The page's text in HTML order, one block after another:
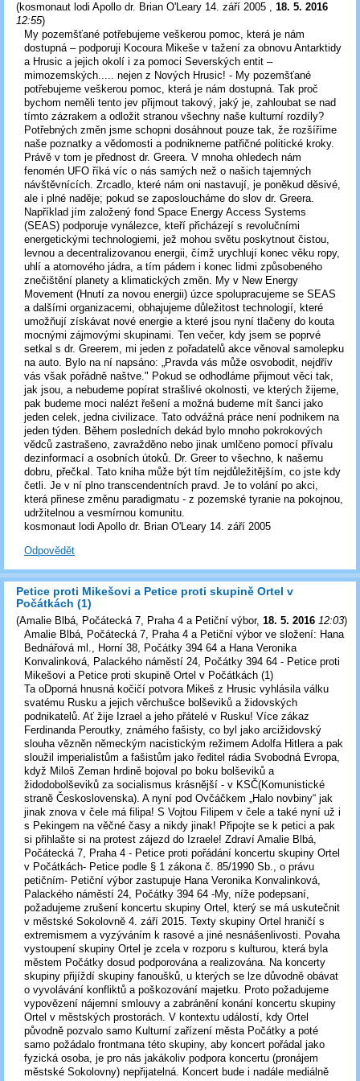
(kosmonaut lodi Apollo dr. Brian O'Leary 14. září 2005 , 18. 5. 2016
12:55)
My pozemšťané potřebujeme veškerou pomoc, která je nám
dostupná – podporuji Kocoura Mikeše v tažení za obnovu Antarktidy
a Hrusic a jejich okolí i za pomoci Severských entit –
mimozemských..... nejen z Nových Hrusic! - My pozemšťané
potřebujeme veškerou pomoc, která je nám dostupná. Tak proč
bychom neměli tento jev přijmout takový, jaký je, zahloubat se nad
tímto zázrakem a odložit stranou všechny naše kulturní rozdíly?
Potřebných změn jsme schopni dosáhnout pouze tak, že rozšíříme
naše poznatky a vědomosti a podnikneme patřičné politické kroky.
Právě v tom je přednost dr. Greera. V mnoha ohledech nám
fenomén UFO říká víc o nás samých než o našich tajemných
návštěvnících. Zrcadlo, které nám oni nastavují, je poněkud děsivé,
ale i plné naděje; pokud se zaposloucháme do slov dr. Greera.
Například jím založený fond Space Energy Access Systems
(SEAS) podporuje vynálezce, kteří přicházejí s revolučními
energetickými technologiemi, jež mohou světu poskytnout čistou,
levnou a decentralizovanou energii, čímž urychlují konec věku ropy,
uhlí a atomového jádra, a tím pádem i konec lidmi způsobeného
znečištění planety a klimatických změn. My v New Energy
Movement (Hnutí za novou energii) úzce spolupracujeme se SEAS
a dalšími organizacemi, obhajujeme důležitost technologií, které
umožňují získávat nové energie a které jsou nyní tlačeny do kouta
mocnými zájmovými skupinami. Ten večer, kdy jsem se poprvé
setkal s dr. Greerem, mi jeden z pořadatelů akce věnoval samolepku
na auto. Bylo na ní napsáno: „Pravda vás může osvobodit, nejdřív
vás však pořádně naštve." Pokud se odhodláme přijmout věci tak,
jak jsou, a nebudeme popírat strašlivé okolnosti, ve kterých žijeme,
pak budeme moci nalézt řešení a možná budeme mít šanci jako
jeden celek, jedna civilizace. Tato odvážná práce není podnikem na
jeden týden. Během posledních dekád bylo mnoho pokrokových
vědců zastrašeno, zavražděno nebo jinak umlčeno pomocí přívalu
dezinformací a osobních útoků. Dr. Greer to všechno, k našemu
dobru, přečkal. Tato kniha může být tím nejdůležitějším, co jste kdy
četli. Je v ní plno transcendentních pravd. Je to volání po akci,
která přinese změnu paradigmatu - z pozemské tyranie na pokojnou,
udržitelnou a vesmírnou komunitu.
kosmonaut lodi Apollo dr. Brian O'Leary 14. září 2005
Odpovědět
Petice proti Mikešovi a Petice proti skupině Ortel v
Počátkách (1)
(Amalie Blbá, Počátecká 7, Praha 4 a Petiční výbor, 18. 5. 2016 12:03)
Amalie Blbá, Počátecká 7, Praha 4 a Petiční výbor ve složení: Hana
Bednářová ml., Horní 38, Počátky 394 64 a Hana Veronika
Konvalinková, Palackého náměstí 24, Počátky 394 64 - Petice proti
Mikešovi a Petice proti skupině Ortel v Počátkách (1)
Ta oDporná hnusná kočičí potvora Mikeš z Hrusic vyhlásila válku
svatému Rusku a jejich věrchušce bolševiků a židovských
podnikatelů. Ať žije Izrael a jeho přátelé v Rusku! Více zákaz
Ferdinanda Peroutky, známého fašisty, co byl jako arcižidovský
slouha vězněn německým nacistickým režimem Adolfa Hitlera a pak
sloužil imperialistům a fašistům jako ředitel rádia Svobodná Evropa,
když Miloš Zeman hrdině bojoval po boku bolševiků a
židodobolševiků za socialismus krásnější - v KSČ(Komunistické
straně Československa). A nyní pod Ovčáčkem „Halo novbiny“ jak
jinak znova v čele má filipa! S Vojtou Filipem v čele a také nyní už i
s Pekingem na věčné časy a nikdy jinak! Připojte se k petici a pak
si přihlašte si na protest zájezd do Izraele! Zdraví Amalie Blbá,
Počátecká 7, Praha 4 - Petice proti pořádání koncertu skupiny Ortel
v Počátkách- Petice podle § 1 zákona č. 85/1990 Sb., o právu
petičním- Petiční výbor zastupuje Hana Veronika Konvalinková,
Palackého náměstí 24, Počátky 394 64 -My, níže podepsaní,
požadujeme zrušení koncertu skupiny Ortel, který se má uskutečnit
v městské Sokolovně 4. září 2015. Texty skupiny Ortel hraničí s
extremismem a vyzýváním k rasové a jiné nesnášenlivosti. Povaha
vystoupení skupiny Ortel je zcela v rozporu s kulturou, která byla
městem Počátky dosud podporována a realizována. Na koncerty
skupiny přijíždí skupiny fanoušků, u kterých se lze důvodně obávat
o vyvolávání konfliktů a poškozování majetku. Proto požadujeme
vypovězení nájemní smlouvy a zabránění konání koncertu skupiny
Ortel v městských prostorách. V kontextu událostí, kdy Ortel
původně pozvalo samo Kulturní zařízení města Počátky a poté
samo požádalo frontmana této skupiny, aby koncert pořádal jako
fyzická osoba, je pro nás jakákoliv podpora koncertu (pronájem
městské Sokolovny) nepřijatelná. Koncert bude i nadále mediálně